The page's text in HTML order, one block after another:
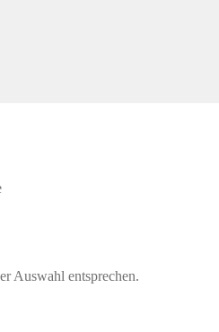
Auswahl entsprechen.